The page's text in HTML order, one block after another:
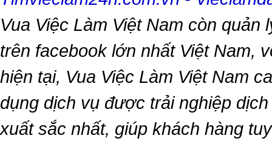
Vua Việc Làm Việt Nam còn quản
trên facebook lớn nhất Việt Nam,
hiện tại, Vua Việc Làm Việt Nam
dụng dịch vụ được trải nghiệp
xuất sắc nhất, giúp khách hàng